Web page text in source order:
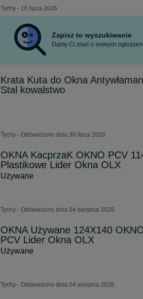
Tychy - 16 lipca 2026
Zapisz to wyszukiwanie
Damy Ci znać o nowych
Krata Kuta do Okna
Stal kowalstwo
Tychy - Odświeżono dnia 30 lipca 2026
OKNA KacprzaK OKNO PCV
Plastikowe Lider Okna OLX
Używane
Tychy - Odświeżono dnia 04 sierpnia 2026
OKNA Używane 124X140
PCV Lider Okna OLX
Używane
Tychy - Odświeżono dnia 04 sierpnia 2026